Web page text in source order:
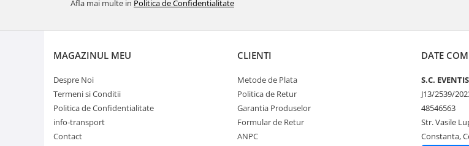
Afla mai multe in Politica de Confidentialitate
MAGAZINUL MEU
Despre Noi
Termeni si Conditii
Politica de Confidentialitate
info-transport
Contact
CLIENTI
Metode de Plata
Politica de Retur
Garantia Produselor
Formular de Retur
ANPC
DATE
S.C.
J13/2539/
48546563
Str. Vasile
Constanta,